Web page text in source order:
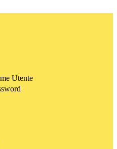
Utente